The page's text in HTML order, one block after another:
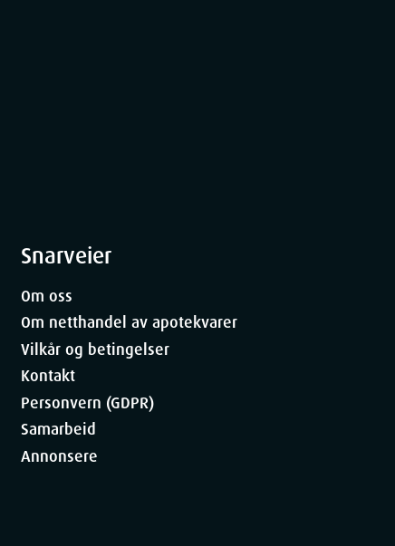
for alle, uavhengig av hudtype.
tørrhet og irritasjon.
rike formel av vegetabilske oljer og
Snarveier
Om oss
Om netthandel av apotekvarer
Vilkår og betingelser
Kontakt
Personvern (GDPR)
Samarbeid
Annonsere